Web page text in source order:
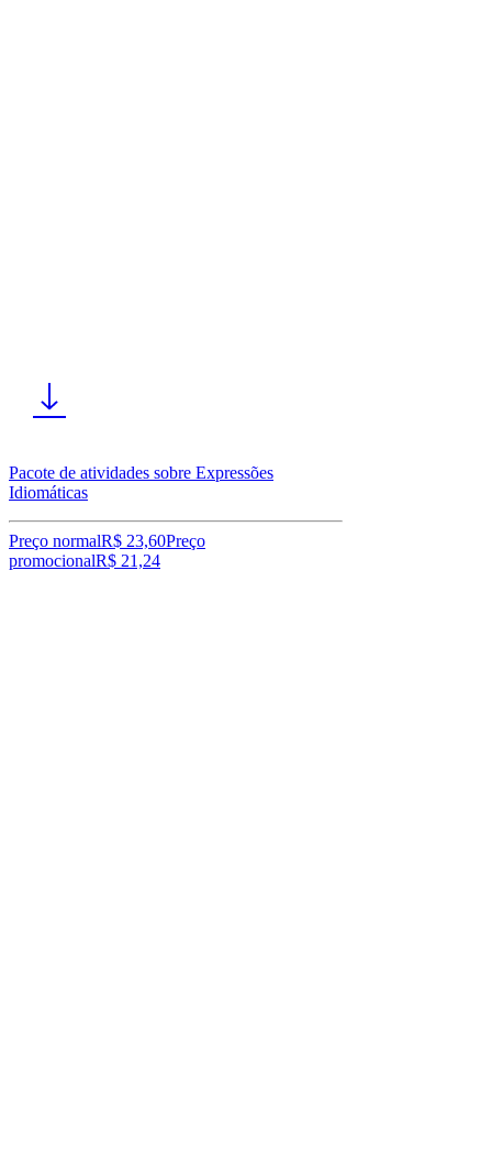
Pacote de atividades sobre Expressões
Idiomáticas
Preço normalR$ 23,60Preço
promocionalR$ 21,24